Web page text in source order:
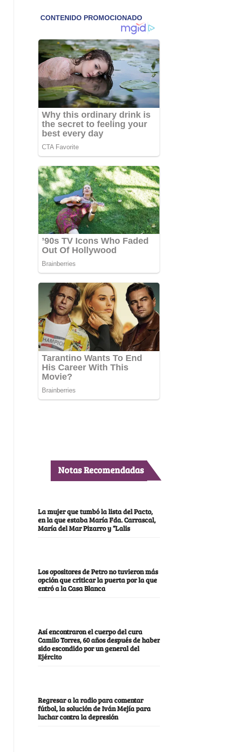
Notas Recomendadas
La mujer que tumbó la lista del Pacto,
en la que estaba María Fda. Carrascal,
María del Mar Pizarro y “Lalis
Los opositores de Petro no tuvieron más
opción que criticar la puerta por la que
entró a la Casa Blanca
Así encontraron el cuerpo del cura
Camilo Torres, 60 años después de haber
sido escondido por un general del
Ejército
Regresar a la radio para comentar
fútbol, la solución de Iván Mejía para
luchar contra la depresión